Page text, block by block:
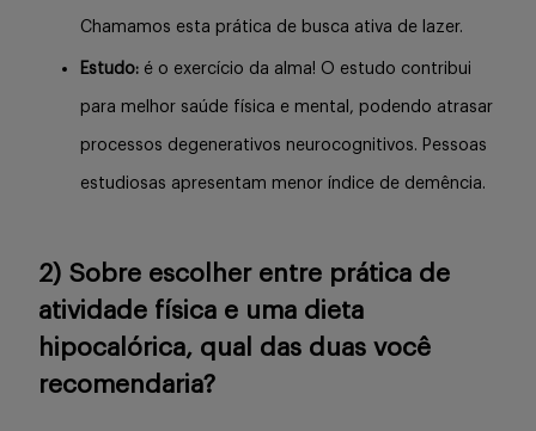
Chamamos esta prática de busca ativa de lazer.
Estudo: é o exercício da alma! O estudo contribui
para melhor saúde física e mental, podendo atrasar
processos degenerativos neurocognitivos. Pessoas
estudiosas apresentam menor índice de demência.
2) Sobre escolher entre prática de
atividade física e uma dieta
hipocalórica, qual das duas você
recomendaria?